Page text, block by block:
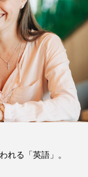
れる「英語」。